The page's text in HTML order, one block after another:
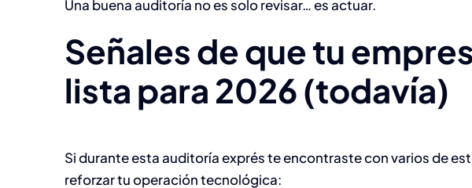
Una buena auditoría no es solo revisar… es actuar.
Señales de que tu
lista para 2026 (todavía)
Si durante esta auditoría exprés te encontraste con varios de
reforzar tu operación tecnológica: